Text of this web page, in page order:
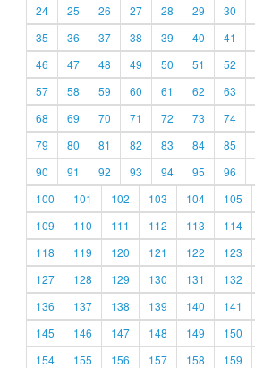
24
25 26 27 28 29 30
35
36 37 38 39 40 41
46
47 48 49 50 51 52
57
58 59 60 61 62 63
68
69 70 71 72 73 74
79
80 81 82 83 84 85
90
91 92 93 94 95 96
100
101 102 103 104 105
109
110 111 112 113 114
118
119 120 121 122 123
127
128 129 130 131 132
136
137 138 139 140 141
145
146 147 148 149 150
154
155 156 157 158 159